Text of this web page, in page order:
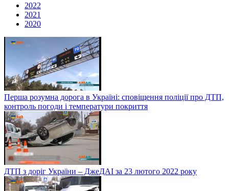
2022
2021
2020
Перша розумна дорога в Україні: сповіщення поліції про ДТП,
контроль погоди і температури покриття
ДТП з доріг України – ДжеДАІ за 23 лютого 2022 року